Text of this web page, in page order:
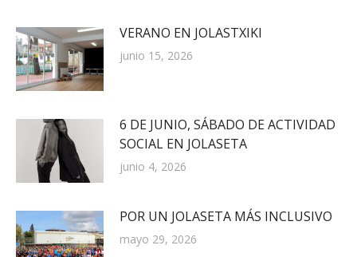
VERANO EN JOLASTXIKI
junio 15, 2026
6 DE JUNIO, SÁBADO DE ACTIVIDAD
SOCIAL EN JOLASETA
junio 4, 2026
POR UN JOLASETA MÁS INCLUSIVO
mayo 29, 2026